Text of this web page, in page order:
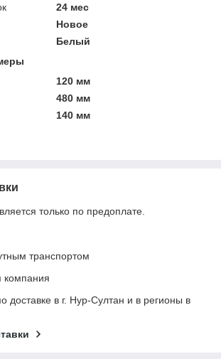
24 мес
Новое
Белый
120 мм
480 мм
140 мм
только по предоплате.
транспортом
компания
доставке в г. Нур-Султан и в регионы в